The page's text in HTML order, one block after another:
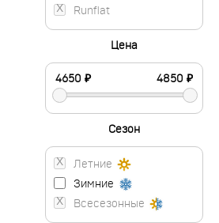
Runflat
Цена
Сезон
Летние
Зимние
Всесезонные